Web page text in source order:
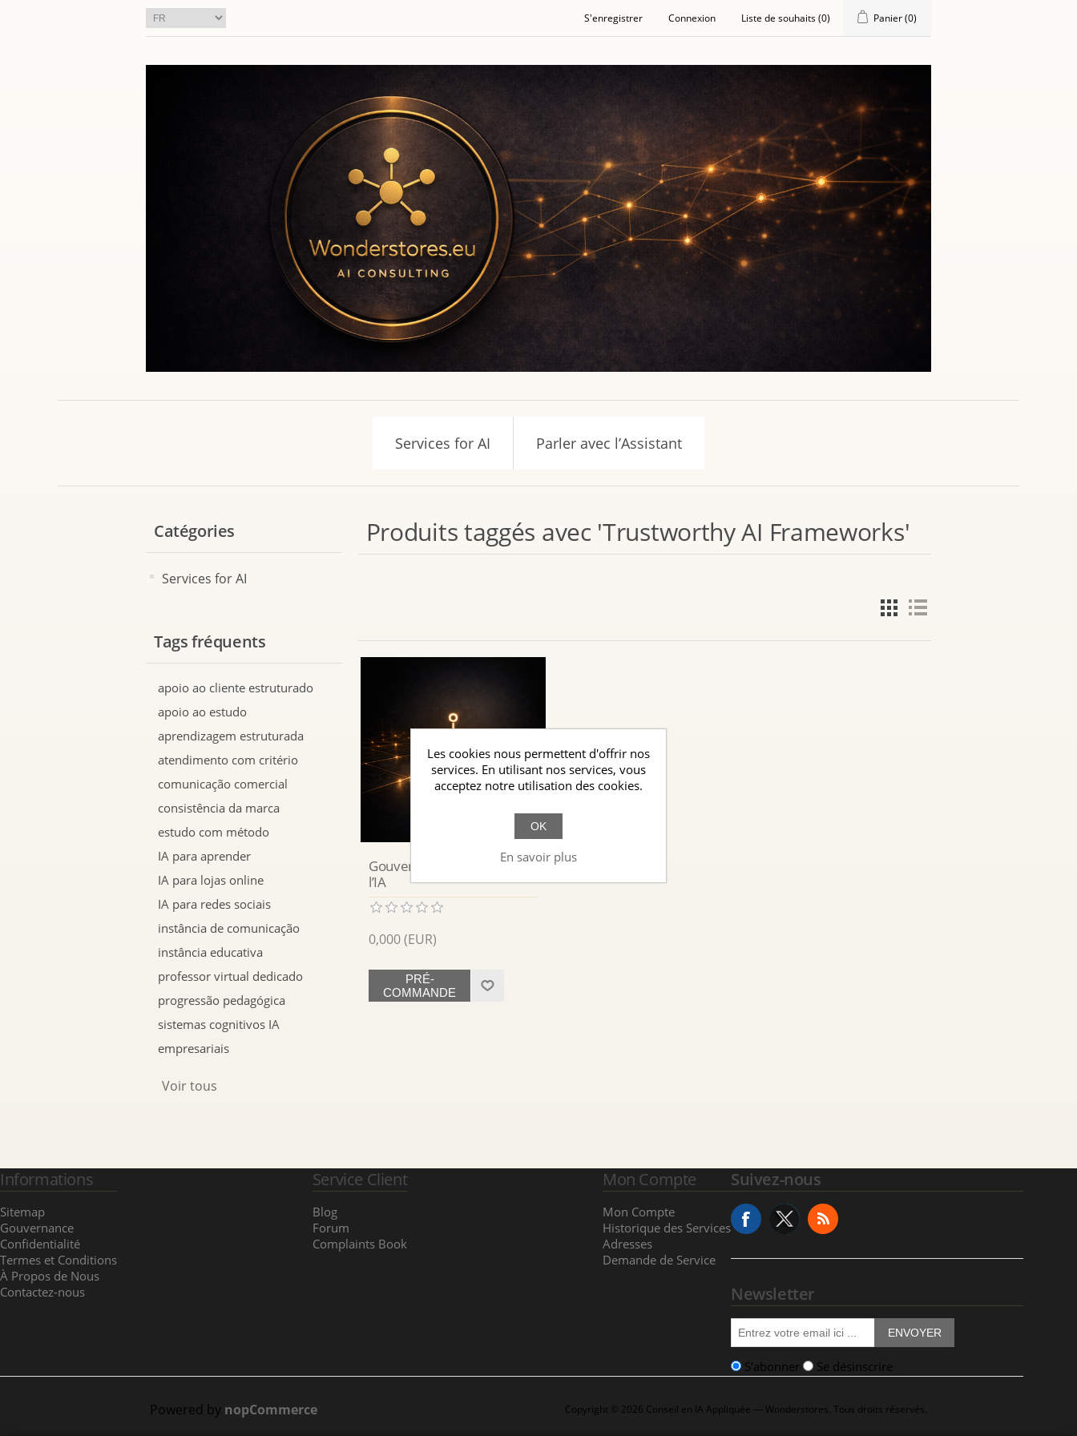
S'enregistrer Connexion Liste de souhaits(0) Panier(0)
Services for AI Parler avec l’Assistant
Catégories
Services for AI
Tags fréquents
apoio ao cliente estruturado
apoio ao estudo
aprendizagem estruturada
atendimento com critério
comunicação comercial
consistência da marca
estudo com método
IA para aprender
IA para lojas online
IA para redes sociais
instância de comunicação
instância educativa
professor virtual dedicado
progressão pedagógica
sistemas cognitivos IA
empresariais
Voir tous
Produits taggés avec 'Trustworthy AI Frameworks'
Gouvernance Cognitive de
l’IA
0,000 (EUR)
PRÉ-
COMMANDE
Informations
Sitemap
Gouvernance
Confidentialité
Termes et Conditions
À Propos de Nous
Contactez-nous
Service Client
Blog
Forum
Complaints Book
Mon Compte
Mon Compte
Historique des Services
Adresses
Demande de Service
Suivez-nous
Newsletter
ENVOYER
S'abonner Se désinscrire
Copyright © 2026 Conseil en IA Appliquée — Wonderstores. Tous droits réservés.
Powered by nopCommerce
Les cookies nous permettent d'offrir nos
services. En utilisant nos services, vous
acceptez notre utilisation des cookies.
OK
En savoir plus